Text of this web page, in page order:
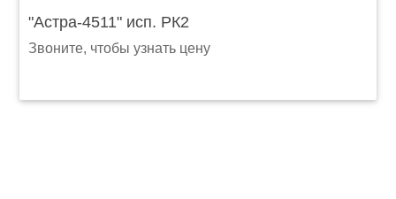
"Астра-4511" исп. РК2
Звоните, чтобы узнать цену